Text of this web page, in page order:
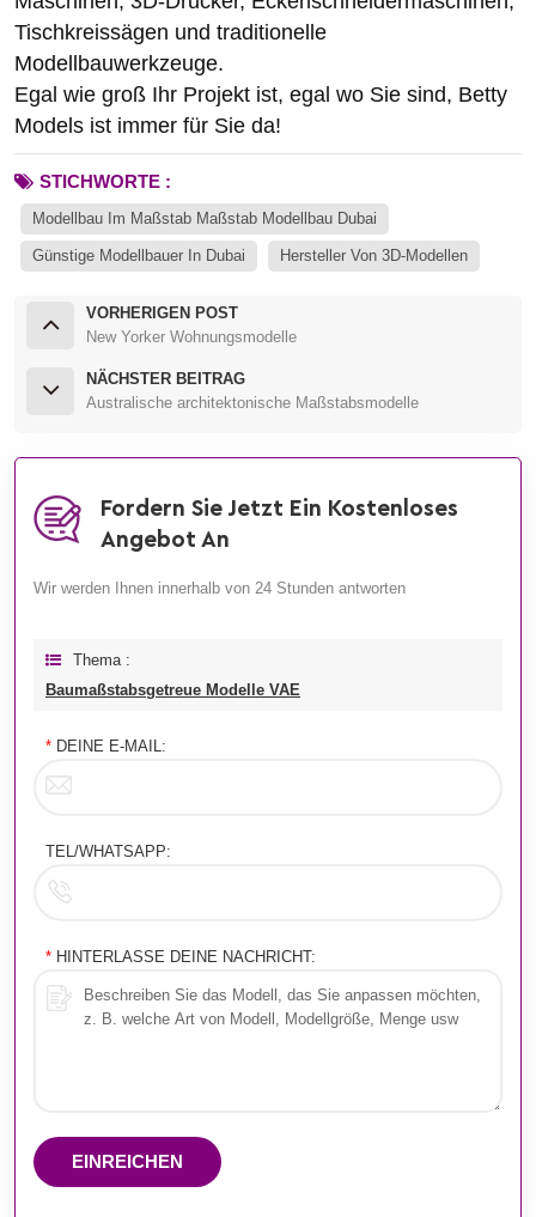
Tischkreissägen und traditionelle
Modellbauwerkzeuge.
Egal wie groß Ihr Projekt ist, egal wo Sie sind, Betty
Models ist immer für Sie da!
STICHWORTE :
Modellbau Im Maßstab Maßstab Modellbau Dubai
Günstige Modellbauer In Dubai Hersteller Von 3D-Modellen
VORHERIGEN POST
New Yorker Wohnungsmodelle
NÄCHSTER BEITRAG
Australische architektonische Maßstabsmodelle
Fordern Sie Jetzt Ein Kostenloses
Angebot An
Wir werden Ihnen innerhalb von 24 Stunden antworten
Thema :
Baumaßstabsgetreue Modelle VAE
* DEINE E-MAIL:
TEL/WHATSAPP:
* HINTERLASSE DEINE NACHRICHT:
EINREICHEN